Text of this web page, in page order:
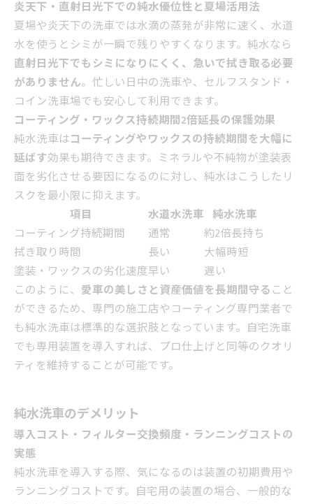
炎天下・直射日光下での純水優位性と夏場活用法
夏場や炎天下の洗車では水滴の蒸発が非常に速く、水道
水を使うとシミが一瞬で残りやすくなります。純水なら
直射日光下でもシミになりにくく、急いで拭き取る必要
がありません。忙しい日中の洗車や、セルフスタンド・
コイン洗車場でも安心して利用できます。
コーティング・ワックス持続期間2倍延長の保護効果
純水洗車はコーティングやワックスの持続期間を大幅に
延ばす効果も期待できます。ミネラルや不純物が塗装表
面を劣化させる要因になるのに対し、純水はこうしたリ
スクを最小限に抑えます。
項目
水道水洗車 純水洗車
コーティング持続期間
通常
約2倍長持ち
拭き取り時間
長い
大幅時短
塗装・ワックスの劣化速度早い
遅い
このように、 愛車の美しさと資産価値を長期間守ること
ができるため、専門の施工店やコーティング専門業者で
も純水洗車は標準的な選択肢となっています。自宅洗車
でも専用装置を導入すれば、プロ仕上げと同等のクオリ
ティを維持することが可能です。
純水洗車のデメリット
導入コスト・フィルター交換頻度・ランニングコストの
実態
純水洗車を導入する際、気になるのは装置の初期費用や
ランニングコストです。自宅用の装置の場合、一般的な